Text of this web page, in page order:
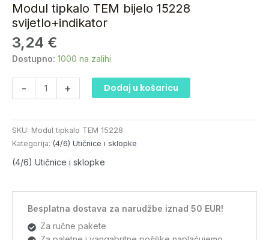
Modul tipkalo TEM bijelo 15228
svijetlo+indikator
3,24 €
Dostupno: 1000 na zalihi
-
15228
svijetlo+indikator
količina
+ Dodaj u košaricu
SKU: Modul tipkalo TEM 15228
Kategorija: (4/6) Utičnice i sklopke
(4/6) Utičnice i sklopke
Besplatna dostava za narudžbe iznad 50 EUR!
Za ručne pakete